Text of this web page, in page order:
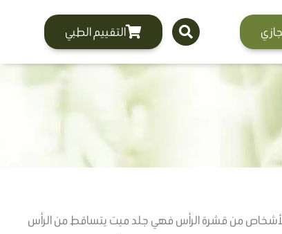
التقييم الطبي
الأشخاص من قشرة الرأس فهي جلد ميت يتساقط من الرأس